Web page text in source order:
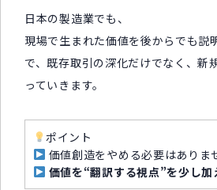
日本の製造業でも、
現場で生まれた価値を後からでも説
で、既存取引の深化だけでなく、新
っていきます。
ポイント
価値創造をやめる必要はありま
価値を“翻訳する視点”を少し加